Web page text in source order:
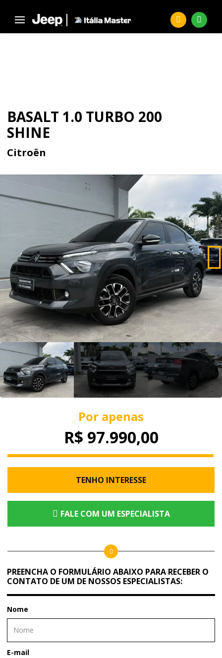
BASALT 1.0 TURBO 200
SHINE
Citroën
Por apenas
R$ 97.990,00
TENHO INTERESSE
FALE COM UM ESPECIALISTA
PREENCHA O FORMULÁRIO ABAIXO PARA RECEBER O
CONTATO DE UM DE NOSSOS ESPECIALISTAS:
Nome
E-mail